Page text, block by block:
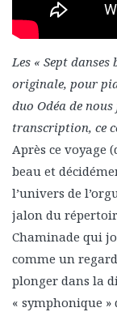
Les « Sept
originale, pour
duo Odéa de
transcription, ce
Après ce voyage
beau et
l’univers de
jalon du
Chaminade qui
comme un
plonger dans la
« symphonique